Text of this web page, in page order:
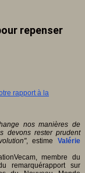
repenser
nos manières de
devons rester prudent
, estimeValérie
membre du
remarquérapport sur